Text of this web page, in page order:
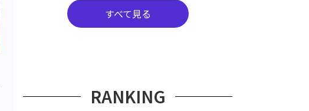
すべて見る
RANKING